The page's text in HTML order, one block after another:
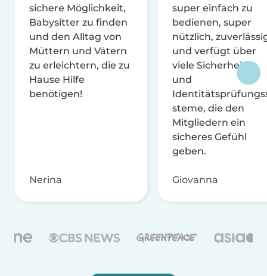
sichere Möglichkeit,
Babysitter zu finden
und den Alltag von
Müttern und Vätern
zu erleichtern, die zu
Hause Hilfe
benötigen!
Nerina
super einfach zu
bedienen, super
nützlich,
und verfügt über
viele Sicherheits-
und
steme, die den
Mitgliedern ein
sicheres Gefühl
geben.
Giovanna